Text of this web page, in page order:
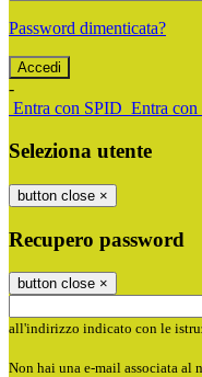
Password dimenticata?
-
Entra con SPID Entra con
Seleziona utente
button close ×
Recupero password
button close ×
all'indirizzo indicato con le
Non hai una e-mail associata al